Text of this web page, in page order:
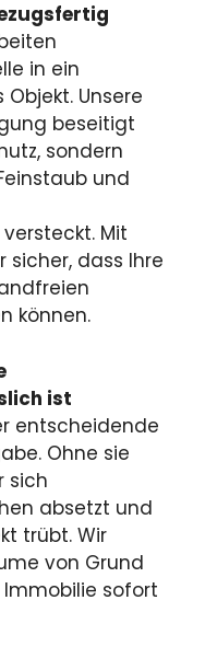
in ein
Unsere
beseitigt
sondern
und
Mit
sicher, dass Ihre
können.
ist
entscheidende
Ohne sie
sich
absetzt und
trübt. Wir
von Grund
sofort